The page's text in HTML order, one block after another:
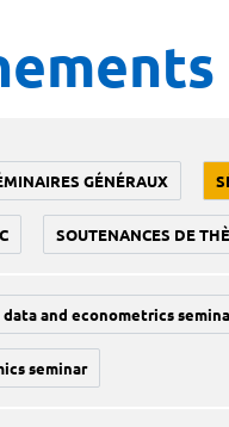
GÉNÉRAUX
SOUTENANCES DE
data and econometrics
seminar